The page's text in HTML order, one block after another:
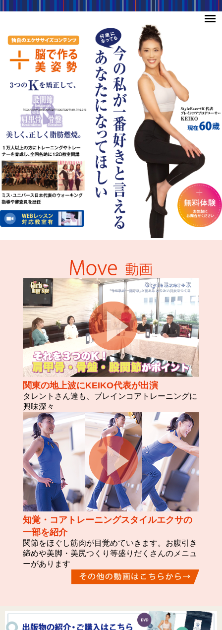
関東の地上波にKEIKO代表が出演
タレントさん達も、ブレインコアトレーニングに
興味深々
知覚・コアトレーニングスタイルエクサの
一部を紹介
関節をほぐし筋肉が目覚めていきます。お腹引き
締めや美脚・美尻つくり等盛りだくさんのメニュ
ーがあります